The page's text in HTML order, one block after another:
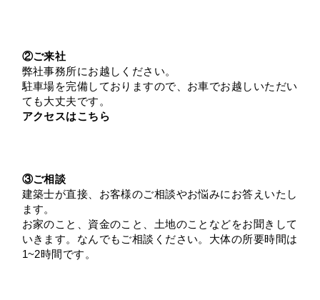
②ご来社
弊社事務所にお越しください。
駐車場を完備しておりますので、お車でお越しいただい
ても大丈夫です。
アクセスはこちら
③ご相談
建築士が直接、お客様のご相談やお悩みにお答えいたし
ます。
お家のこと、資金のこと、土地のことなどをお聞きして
いきます。なんでもご相談ください。大体の所要時間は
1~2時間です。